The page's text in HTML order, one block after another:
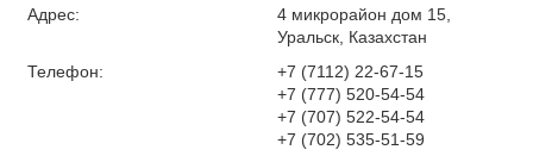
Адрес:
4 микрорайон дом 15,
Уральск, Казахстан
Телефон:
+7 (7112) 22-67-15
+7 (777) 520-54-54
+7 (707) 522-54-54
+7 (702) 535-51-59